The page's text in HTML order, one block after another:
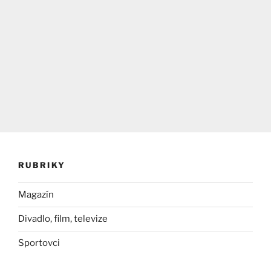
RUBRIKY
Magazín
Divadlo, film, televize
Sportovci